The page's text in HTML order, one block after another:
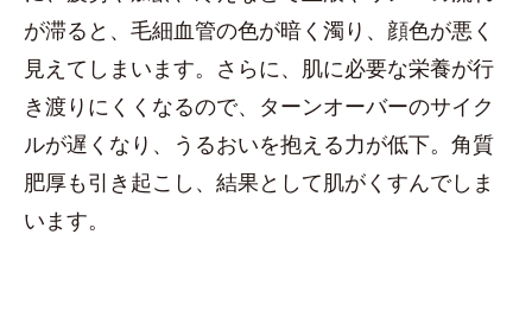
が滞ると、毛細血管の色が暗く濁り、顔色が悪く
見えてしまいます。さらに、肌に必要な栄養が行
き渡りにくくなるので、ターンオーバーのサイク
ルが遅くなり、うるおいを抱える力が低下。角質
肥厚も引き起こし、結果として肌がくすんでしま
います。